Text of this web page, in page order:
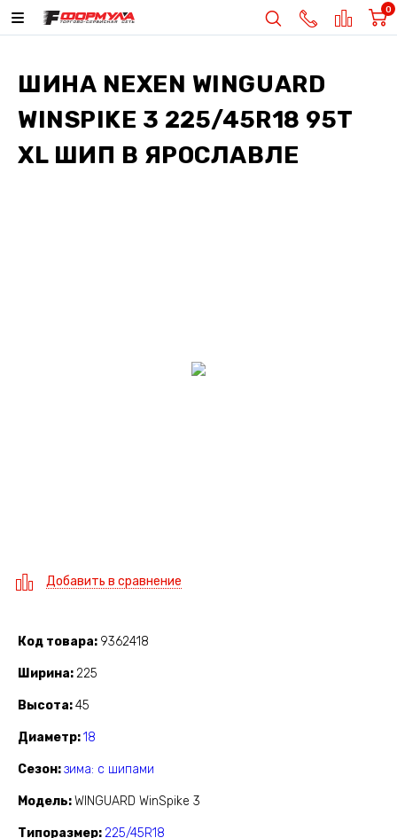
0
ШИНА NEXEN WINGUARD
WINSPIKE 3 225/45R18 95T
XL ШИП В ЯРОСЛАВЛЕ
Добавить в сравнение
Код товара 9362418
Ширина 225
Высота 45
Диаметр 18
Сезон зима: с шипами
Модель WINGUARD WinSpike 3
Типоразмер 225/45R18